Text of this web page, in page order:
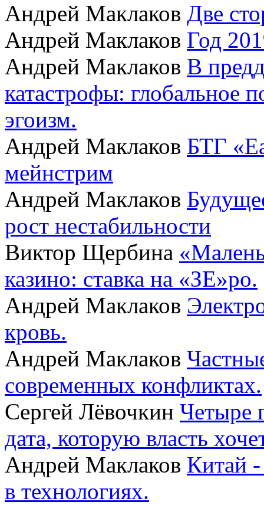
Андрей Маклаков Две
Андрей Маклаков Год
Андрей Маклаков В
катастрофы: глобальное
эгоизм.
Андрей Маклаков БТГ
мейнстрим
Андрей Маклаков
рост нестабильности
Виктор Щербина
казино: ставка на «ЗЕ»ро.
Андрей Маклаков
кровь.
Андрей Маклаков
современных конфликтах.
Сергей Лёвочкин Четыре
дата, которую власть
Андрей Маклаков Китай
в технологиях.